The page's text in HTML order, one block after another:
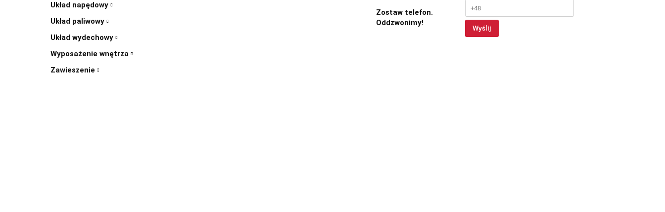
Układ napędowy
Układ paliwowy
Układ wydechowy
Wyposażenie wnętrza
Zawieszenie
Zostaw telefon.
Oddzwonimy!
Wyślij